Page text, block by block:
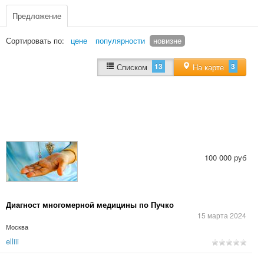
Предложение
Сортировать по: цене популярности новизне
Списком 13 На карте 3
Диагност многомерной медицины по Пучко
15 марта 2024
Москва
100 000 руб
elliii